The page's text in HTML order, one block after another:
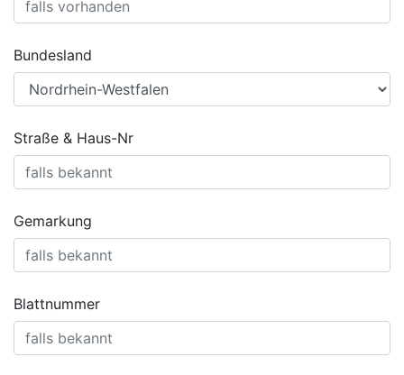
Bundesland
Straße & Haus-Nr
Gemarkung
Blattnummer